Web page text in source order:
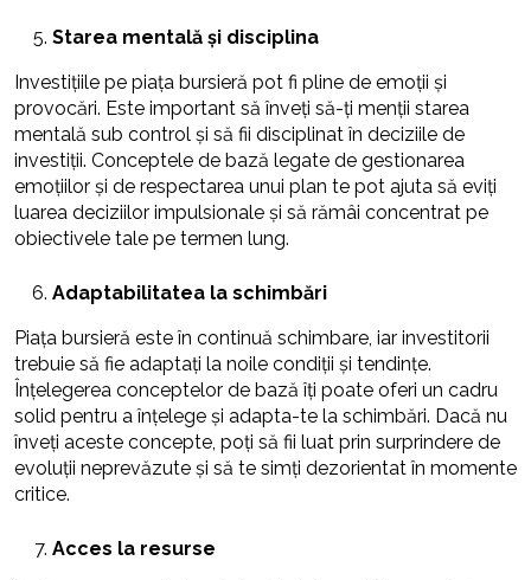
Starea mentală și disciplina
Investițiile pe piața bursieră pot fi pline de emoții și
provocări. Este important să înveți să-ți menții starea
mentală sub control și să fii disciplinat în deciziile de
investiții. Conceptele de bază legate de gestionarea
emoțiilor și de respectarea unui plan te pot ajuta să eviți
luarea deciziilor impulsionale și să rămâi concentrat pe
obiectivele tale pe termen lung.
Adaptabilitatea la schimbări
Piața bursieră este în continuă schimbare, iar investitorii
trebuie să fie adaptați la noile condiții și tendințe.
Înțelegerea conceptelor de bază îți poate oferi un cadru
solid pentru a înțelege și adapta-te la schimbări. Dacă nu
înveți aceste concepte, poți să fii luat prin surprindere de
evoluții neprevăzute și să te simți dezorientat în momente
critice.
Acces la resurse